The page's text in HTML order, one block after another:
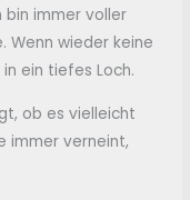
bin immer voller
Wenn wieder keine
ein tiefes Loch.
ob es vielleicht
immer verneint,